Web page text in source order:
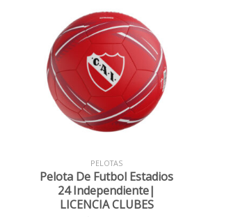
PELOTAS
Pelota De Futbol Estadios
24 Independiente|
LICENCIA CLUBES